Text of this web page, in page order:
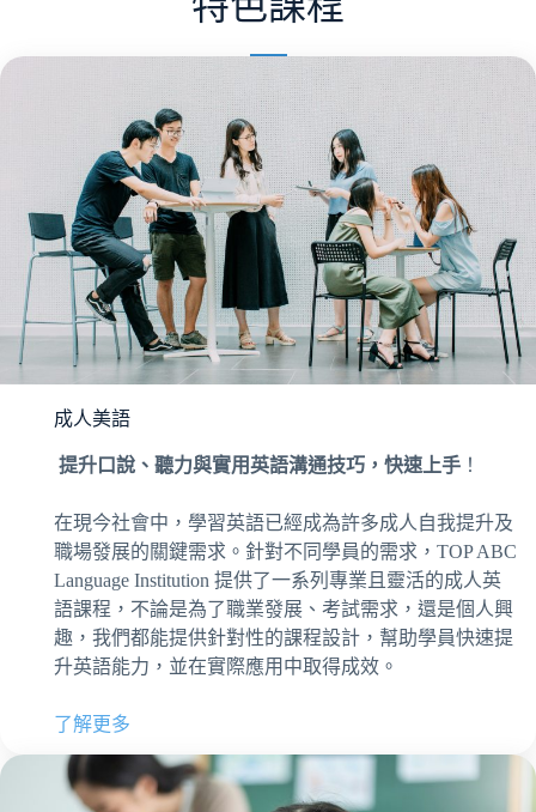
成人美語
提升口說、聽力與實用英語溝通技巧，快速上手 ！
在現今社會中，學習英語已經成為許多成人自我提升及
職場發展的關鍵需求。針對不同學員的需求，TOP ABC
Language Institution 提供了一系列專業且靈活的成人英
語課程，不論是為了職業發展、考試需求，還是個人興
趣，我們都能提供針對性的課程設計，幫助學員快速提
升英語能力，並在實際應用中取得成效。
了解更多